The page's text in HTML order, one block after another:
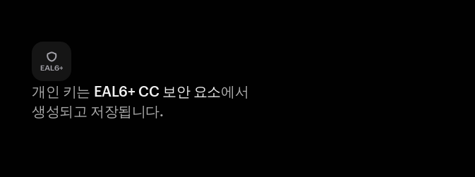
개인 키는 EAL6+ CC 보안 요소에서
생성되고 저장됩니다.